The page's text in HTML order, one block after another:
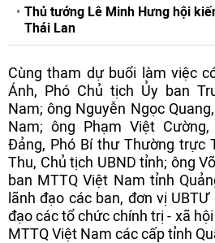
Thủ tướng Lê Minh Hưng hội
Thái Lan
Cùng tham dự buổi làm việc
Ánh, Phó Chủ tịch Ủy ban
Nam; ông Nguyễn Ngọc
Nam; ông Phạm Việt
Đảng, Phó Bí thư Thường trực
Thu, Chủ tịch UBND tỉnh; ông
ban MTTQ Việt Nam tỉnh
lãnh đạo các ban, đơn vị
đạo các tổ chức chính trị - xã
MTTQ Việt Nam các cấp tỉnh